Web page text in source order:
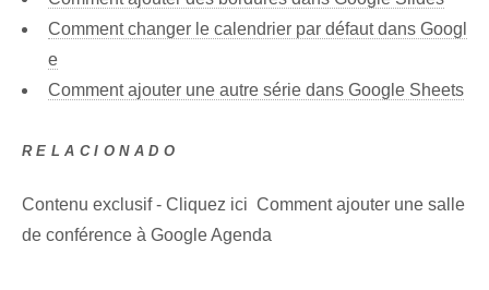
Comment changer le calendrier par défaut dans Googl
e
Comment ajouter une autre série dans Google Sheets
RELACIONADO
Contenu exclusif - Cliquez ici Comment ajouter une salle
de conférence à Google Agenda